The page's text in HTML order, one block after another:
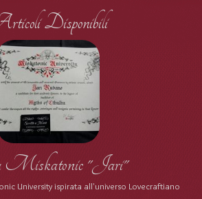
Disponibili
Miskatonic "Jari"
University ispirata all'universo Lovecraftiano